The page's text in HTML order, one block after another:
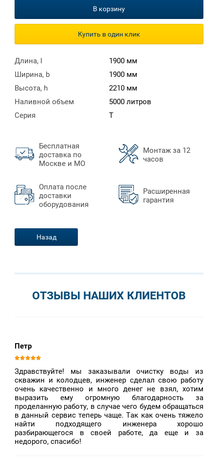
В корзину
Купить в один клик
Длина, l
1900 мм
Ширина, b
1900 мм
Высота, h
2210 мм
Наливной объем
5000 литров
Серия
T
Бесплатная
доставка по
Москве и МО
Монтаж за 12
часов
Оплата после
доставки
оборудования
Расширенная
гарантия
Назад
ОТЗЫВЫ НАШИХ КЛИЕНТОВ
Петр
Здравствуйте! мы заказывали очистку воды из
скважин и колодцев, инженер сделал свою работу
очень качественно и много денег не взял, хотим
выразить ему огромную благодарность за
проделанную работу, в случае чего будем обращаться
в данный сервис теперь чаще. Так как очень тяжело
найти подходящего инженера хорошо
разбирающегося в своей работе, да еще и за
недорого, спасибо!